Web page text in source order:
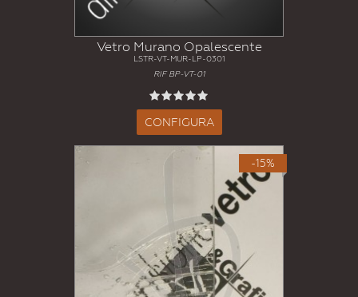
Vetro Murano Opalescente
LSTR-VT-MUR-LP-0301
RIF BP-VT-01
CONFIGURA
-15%